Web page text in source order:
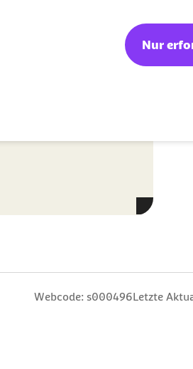
Nur
Webcode: s000496Letzte